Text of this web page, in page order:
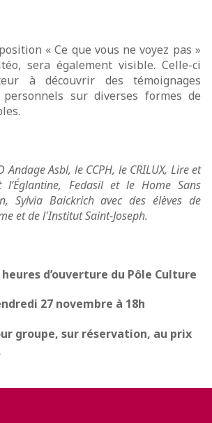
« Ce que vous ne voyez pas »
sera également visible. Celle-ci
à découvrir des témoignages
sur diverses formes de
Andage Asbl, le CCPH, le CRILUX, Lire et
l’Églantine, Fedasil et le Home Sans
Sylvia Baickrich avec des élèves de
et de l'Institut Saint-Joseph.
d’ouverture du Pôle Culture
27 novembre à 18h
groupe, sur réservation, au prix